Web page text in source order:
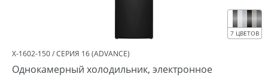
7 ЦВЕТОВ
Х-1602-150 / СЕРИЯ 16 (ADVANCE)
Однокамерный холодильник, электронное